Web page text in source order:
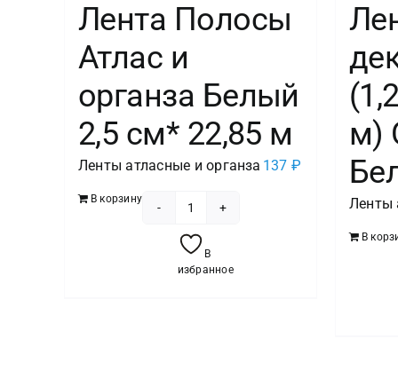
Лента Полосы
Атлас и
органза Белый
2,5 см* 22,85 м
Ленты атласные и органза 137 ₽
В корзину
товара
Лента
В
избранное
м)
Ленты
В